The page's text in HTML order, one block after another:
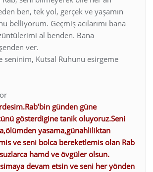
ben, tek yol, gerçek ve yaşamın
belliyorum. Geçmiş acılarımı bana
al benden. Bana
ver.
seninim, Kutsal Ruhunu esirgeme
günden güne
gösterdigine tanik oluyoruz.Seni
yasama,günahliliktan
ve seni bolca bereketlemis olan Rab
hamd ve övgüler olsun.
devam etsin ve seni her yönden